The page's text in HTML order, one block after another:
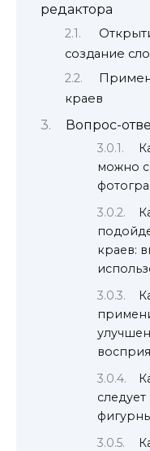
редактора
создание
краев
Вопрос-
можно
краев: